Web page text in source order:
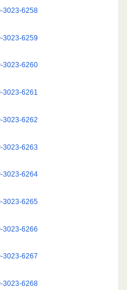
3023-6258
3023-6259
3023-6260
6261
3023-6262
3023-6263
3023-6264
3023-6265
3023-6266
3023-6267
3023-6268